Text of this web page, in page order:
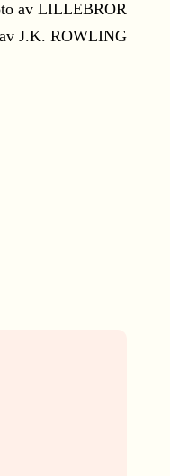
av LILLEBROR
J.K. ROWLING